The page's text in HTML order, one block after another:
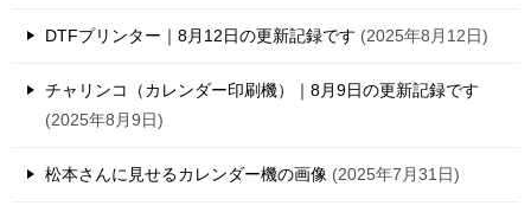
DTFプリンター｜8月12日の更新記録です 2025年8月12日
チャリンコ（カレンダー印刷機）｜8月9日の更新記録です
2025年8月9日
松本さんに見せるカレンダー機の画像 2025年7月31日